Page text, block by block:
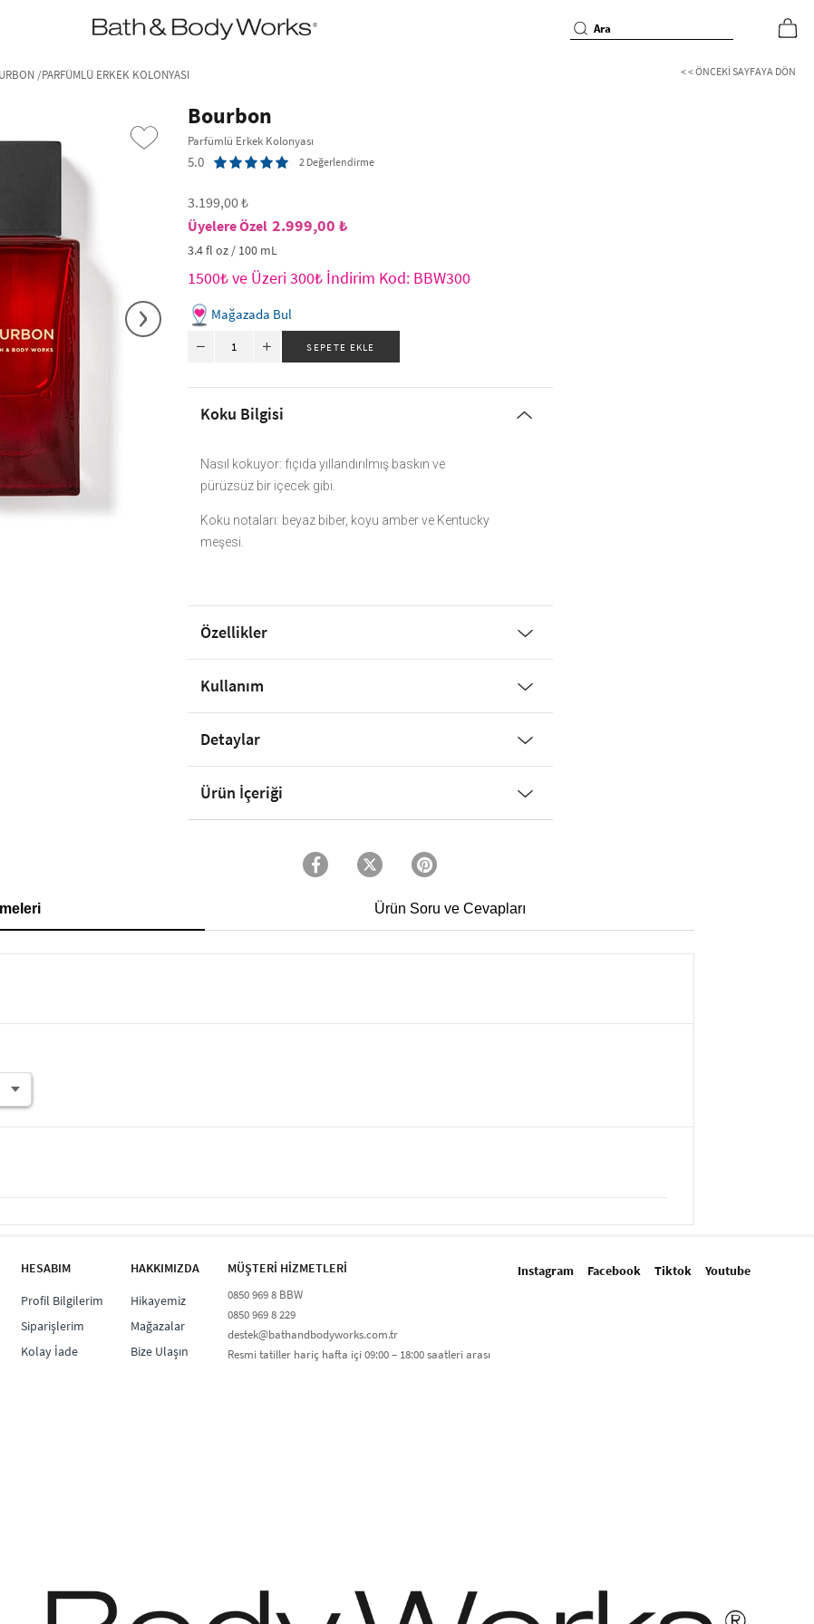
•2200₺ ve Üzeri Kargo Ücretsiz!•
*Promosyon Detayları
/PARFÜMLÜ ERKEK KOLONYASI < < ÖNCEKI SAYFAYA DÖN
›
Bourbon
Parfümlü Erkek Kolonyası
5.0 2 Değerlendirme
3.199,00 ₺
2.999,00 ₺
3.4 fl oz / 100 mL
1500₺ ve Üzeri 300₺ İndirim Kod: BBW300
Mağazada Bul
Koku Bilgisi
Nasıl kokuyor: fıçıda yıllandırılmış baskın ve
pürüzsüz bir içecek gibi.
Koku notaları: beyaz biber, koyu amber ve Kentucky
meşesi.
Özellikler
Kullanım
Detaylar
Ürün İçeriği
Ürün Soru ve Cevapları
Instagram Facebook Tiktok Youtube
HESABIM
Profil Bilgilerim
Siparişlerim
Kolay İade
HAKKIMIZDA
Hikayemiz
Mağazalar
Bize Ulaşın
MÜŞTERİ HİZMETLERİ​
0850 969 8 BBW​
0850 969 8 229​​
destek@bathandbodyworks.com.tr
Resmi tatiller hariç hafta içi 09:00 – 18:00 saatleri arası​